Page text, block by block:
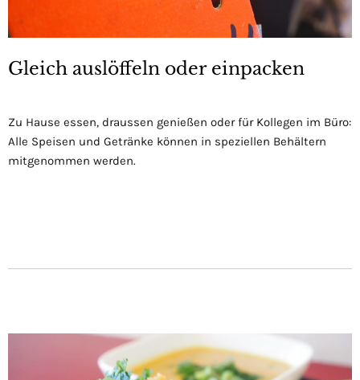
Gleich auslöffeln oder einpacken
Zu Hause essen, draussen genießen oder für Kollegen im Büro:
Alle Speisen und Getränke können in speziellen Behältern
mitgenommen werden.